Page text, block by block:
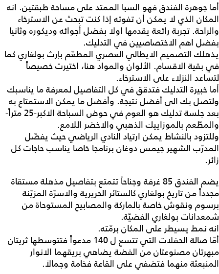
أما جوهرة الفندق فهو السبا الممتد على مساحة طبقتين. انه
المكان الذي لا يمكن أن تفوته إذا كنت تبحث عن الاسترخاء
والراحة. تجربة رائعة يقدمها اولا بفضل أجوائه وديكوره وثانيا
بفضل اهم الاختصاصيين في التدليك.
يذهلك التصميم الايطالي العصري المطعّم بإرث بولغاري كما
في بقية الاقسام. الألوان والمواد هنا، اختيرت خصيصاً
لتساعد النزلاء على الاسترخاء.
أما خبيرة التدليك فتدقق في كل التفاصيل لمعرفة ما يناسبك
ولتصل بك الى أفضل نتيجة. وأفضل ما يمكن الاستمتاع به
بعد جلسة تدليك هو العوم في حوض السباحة الاكبر-25 متراً-
والمطّعم بالموزاييك الذهبي والاخضر اللامع.
وللتزود بالنشاط يمكن ارتياد النادي الرياضي حيث يفصّل
المدرّب الشهير جيمس دوغان برنامجا خاصا يناسب حاجات كل
زائر.
يضم الفندق 85 غرفة وجناحاً تتمتع بتفاصيل مذهلة مستقاة
مجدداً من تاريخ بولغاري كالستائر الحريرية والاسرّة المزيّنة
برسوم ونقوش خاصة بالماركة والمصابيح المستوحاة من
شمعدانات بولغاري الفضيّة.
انه نمط يسيطر على المكان برمّته.
أمّا صالة الحفلات التي تتسع ل 140 مدعواً فتتوسطها ثريتان
مبهرتان مصنوعتان من الفضة يضاهي بريقهما الانوار
المنبعثة منهما فتضفي على القاعة فخامة وجمالاً.